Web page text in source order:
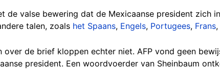
de valse bewering dat de Mexicaanse president zich
talen, zoals het Spaans, Engels, Portugees, Frans,
over de brief kloppen echter niet. AFP vond geen
president. Een woordvoerder van Sheinbaum